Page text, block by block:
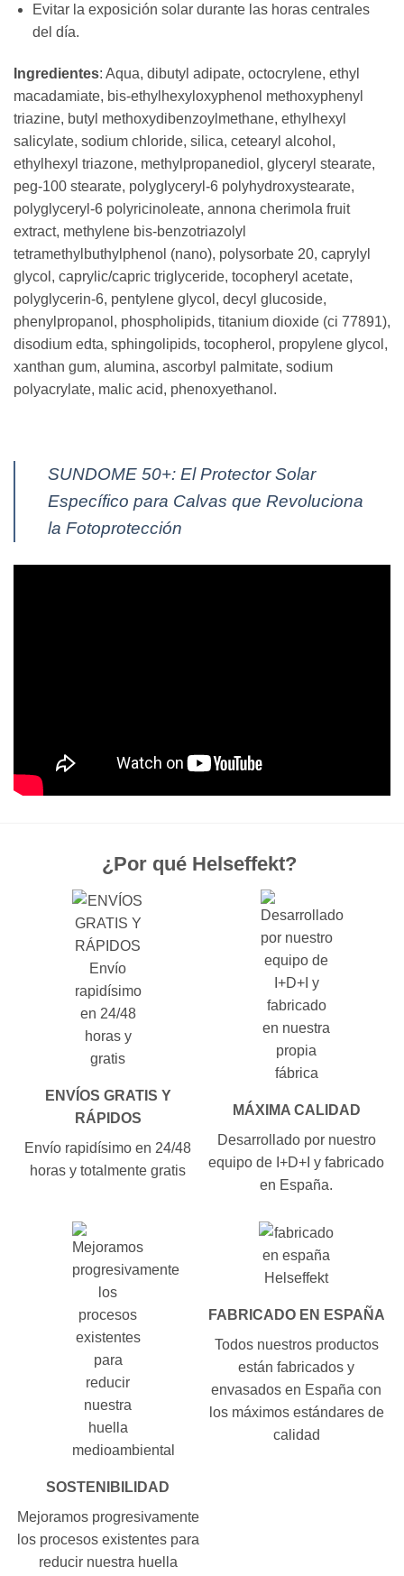
Evitar la exposición solar durante las horas centrales
del día.
Ingredientes: Aqua, dibutyl adipate, octocrylene, ethyl
macadamiate, bis-ethylhexyloxyphenol methoxyphenyl
triazine, butyl methoxydibenzoylmethane, ethylhexyl
salicylate, sodium chloride, silica, cetearyl alcohol,
ethylhexyl triazone, methylpropanediol, glyceryl stearate,
peg-100 stearate, polyglyceryl-6 polyhydroxystearate,
polyglyceryl-6 polyricinoleate, annona cherimola fruit
extract, methylene bis-benzotriazolyl
tetramethylbuthylphenol (nano), polysorbate 20, caprylyl
glycol, caprylic/capric triglyceride, tocopheryl acetate,
polyglycerin-6, pentylene glycol, decyl glucoside,
phenylpropanol, phospholipids, titanium dioxide (ci 77891),
disodium edta, sphingolipids, tocopherol, propylene glycol,
xanthan gum, alumina, ascorbyl palmitate, sodium
polyacrylate, malic acid, phenoxyethanol.
SUNDOME 50+: El Protector Solar
Específico para Calvas que Revoluciona
la Fotoprotección
¿Por qué Helseffekt?
ENVÍOS GRATIS Y
RÁPIDOS
Envío rapidísimo en 24/48
horas y totalmente gratis
MÁXIMA CALIDAD
Desarrollado por nuestro
equipo de I+D+I y fabricado
en España.
SOSTENIBILIDAD
Mejoramos progresivamente
los procesos existentes para
reducir nuestra huella
FABRICADO EN ESPAÑA
Todos nuestros productos
están fabricados y
envasados en España con
los máximos estándares de
calidad